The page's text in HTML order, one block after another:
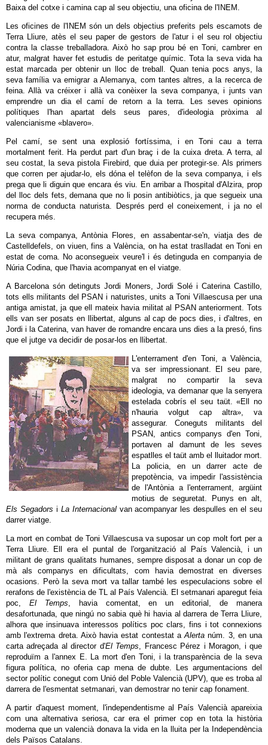
Baixa del cotxe i camina cap al seu objectiu, una oficina de l'INEM.
Les oficines de l'INEM són un dels objectius preferits pels escamots de
Terra Lliure, atès el seu paper de gestors de l'atur i el seu rol objectiu
contra la classe treballadora. Això ho sap prou bé en Toni, cambrer en
atur, malgrat haver fet estudis de peritatge químic. Tota la seva vida ha
estat marcada per obtenir un lloc de treball. Quan tenia pocs anys, la
seva família va emigrar a Alemanya, com tantes altres, a la recerca de
feina. Allà va créixer i allà va conèixer la seva companya, i junts van
emprendre un dia el camí de retorn a la terra. Les seves opinions
polítiques l'han apartat dels seus pares, d'ideologia pròxima al
valencianisme «blavero».
Pel camí, se sent una explosió fortíssima, i en Toni cau a terra
mortalment ferit. Ha perdut part d'un braç i de la cuixa dreta. A terra, al
seu costat, la seva pistola Firebird, que duia per protegir-se. Als primers
que corren per ajudar-lo, els dóna el telèfon de la seva companya, i els
prega que li diguin que encara és viu. En arribar a l'hospital d'Alzira, prop
del lloc dels fets, demana que no li posin antibiòtics, ja que segueix una
norma de conducta naturista. Després perd el coneixement, i ja no el
recupera més.
La seva companya, Antònia Flores, en assabentar-se'n, viatja des de
Castelldefels, on viuen, fins a València, on ha estat traslladat en Toni en
estat de coma. No aconsegueix veure'l i és detinguda en companyia de
Núria Codina, que l'havia acompanyat en el viatge.
A Barcelona són detinguts Jordi Moners, Jordi Solé i Caterina Castillo,
tots ells militants del PSAN i naturistes, units a Toni Villaescusa per una
antiga amistat, ja que ell mateix havia militat al PSAN anteriorment. Tots
ells van ser posats en llibertat, alguns al cap de pocs dies, i d'altres, en
Jordi i la Caterina, van haver de romandre encara uns dies a la presó, fins
que el jutge va decidir de posar-los en llibertat.
L'enterrament d'en Toni, a València,
va ser impressionant. El seu pare,
malgrat no compartir la seva
ideologia, va demanar que la senyera
estelada cobrís el seu taüt. «Ell no
n'hauria volgut cap altra», va
assegurar. Coneguts militants del
PSAN, antics companys d'en Toni,
portaven al damunt de les seves
espatlles el taüt amb el lluitador mort.
La policia, en un darrer acte de
prepotència, va impedir l'assistència
de l'Antònia a l'enterrament, argüint
motius de seguretat. Punys en alt,
Els Segadors i La Internacionalvan acompanyar les despulles en el seu
darrer viatge.
La mort en combat de Toni Villaescusa va suposar un cop molt fort per a
Terra Lliure. Ell era el puntal de l'organització al País Valencià, i un
militant de grans qualitats humanes, sempre disposat a donar un cop de
mà als companys en dificultats, com havia demostrat en diverses
ocasions. Però la seva mort va tallar també les especulacions sobre el
rerafons de l'existència de TL al País Valencià. El setmanari aparegut feia
poc, El Temps, havia comentat, en un editorial, de manera
desafortunada, que ningú no sabia què hi havia al darrera de Terra Lliure,
alhora que insinuava interessos polítics poc clars, fins i tot connexions
amb l'extrema dreta. Això havia estat contestat aAlerta núm. 3, en una
carta adreçada al director d'El Temps, Francesc Pérez i Moragon, i que
reproduïm a l'annex E. La mort d'en Toni, i la transparència de la seva
figura política, no oferia cap mena de dubte. Les argumentacions del
sector polític conegut com Unió del Poble Valencià (UPV), que es troba al
darrera de l'esmentat setmanari, van demostrar no tenir cap fonament.
A partir d'aquest moment, l'independentisme al País Valencià apareixia
com una alternativa seriosa, car era el primer cop en tota la història
moderna que un valencià donava la vida en la lluita per la Independència
dels Països Catalans.